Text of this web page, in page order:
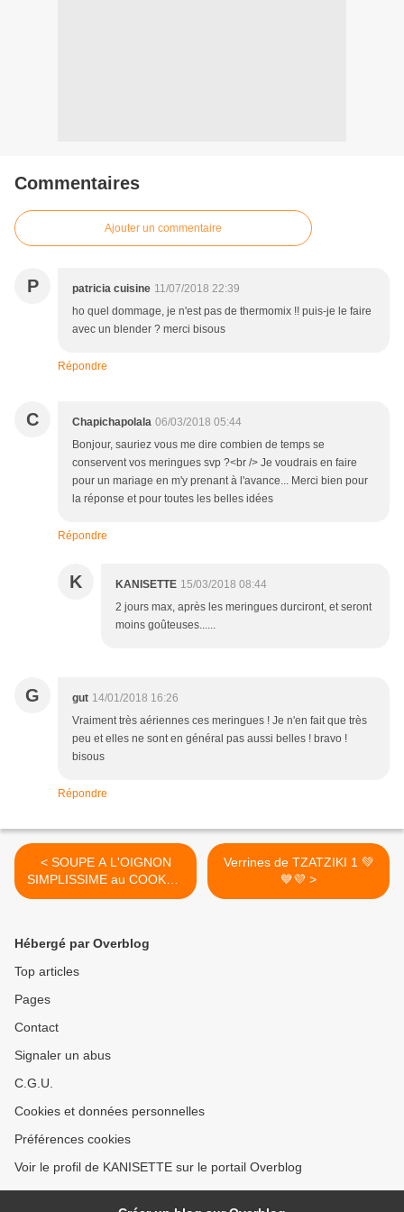
Commentaires
Ajouter un commentaire
P patricia cuisine 11/07/2018 22:39
ho quel dommage, je n'est pas de thermomix !! puis-je le faire
avec un blender ? merci bisous
Répondre
C Chapichapolala 06/03/2018 05:44
Bonjour, sauriez vous me dire combien de temps se
conservent vos meringues svp ?<br /> Je voudrais en faire
pour un mariage en m'y prenant à l'avance... Merci bien pour
la réponse et pour toutes les belles idées
Répondre
K KANISETTE 15/03/2018 08:44
2 jours max, après les meringues durciront, et seront
moins goûteuses......
G gut 14/01/2018 16:26
Vraiment très aériennes ces meringues ! Je n'en fait que très
peu et elles ne sont en général pas aussi belles ! bravo !
bisous
Répondre
< SOUPE A L'OIGNON
SIMPLISSIME au COOKEO
7💚💙💜
Verrines de TZATZIKI 1 💚
💙💜 >
Hébergé par Overblog
Top articles
Pages
Contact
Signaler un abus
C.G.U.
Cookies et données personnelles
Préférences cookies
Voir le profil de KANISETTE sur le portail Overblog